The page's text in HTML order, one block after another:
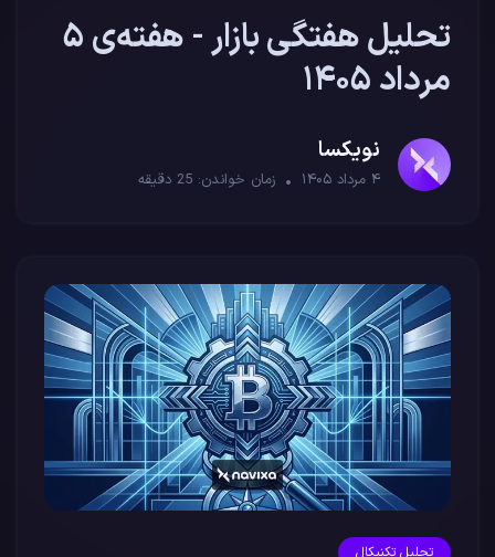
تحلیل هفتگی بازار - هفته‌ی ۵
مرداد ۱۴۰۵
نویکسا
۴ مرداد ۱۴۰۵ زمان خواندن: 25 دقیقه
تحلیل تکنیکال